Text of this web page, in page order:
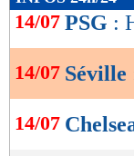
de
OK
14/07 PSG :
14/07 Séville
14/07